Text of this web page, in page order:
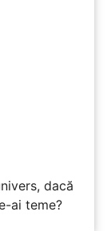
dacă
ai teme?